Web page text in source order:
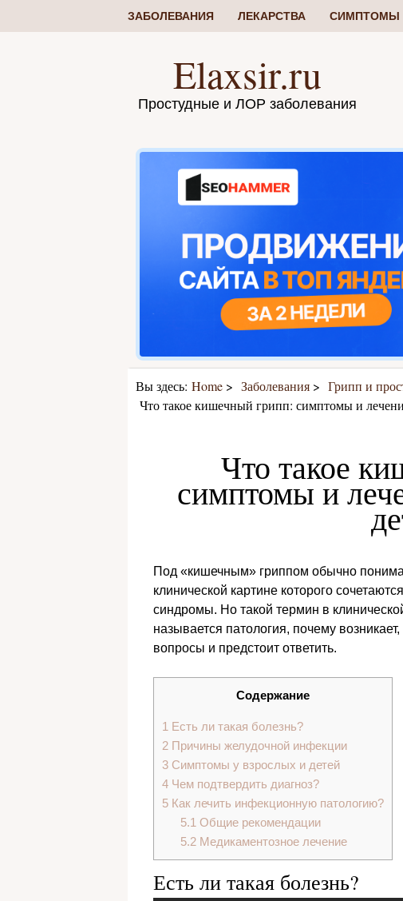
ЗАБОЛЕВАНИЯ ЛЕКАРСТВА СИМПТОМЫ
Elaxsir.ru
Простудные и ЛОР заболевания
Вы здесь: Home Заболевания
Грипп и
Что такое кишечный грипп: симптомы и
Что такое
симптомы и
Под «кишечным» гриппом обычно
клинической картине которого
синдромы. Но такой термин в
называется патология, почему
вопросы и предстоит ответить.
Содержание
1 Есть ли такая болезнь?
2 Причины желудочной инфекции
3 Симптомы у взрослых и детей
4 Чем подтвердить диагноз?
5 Как лечить инфекционную патологию?
5.1 Общие рекомендации
5.2Медикаментозное лечение
Есть ли такая болезнь?